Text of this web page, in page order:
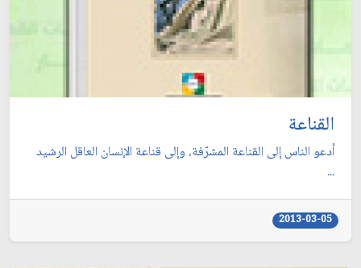
القناعة
أدعو الناس إلى القناعة المشرّفة، وإلى قناعة الإنسان العاقل الرشيد
...
2013-03-05